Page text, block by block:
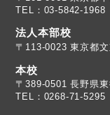
TEL：03-5842-1968
法人本部校
〒113-0023 東京都
本校
TEL：0268-71-5295